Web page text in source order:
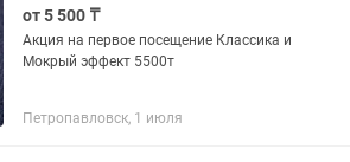
от 5 500 ₸
Акция на первое посещение Классика и
Мокрый эффект 5500т
Петропавловск, 1 июля